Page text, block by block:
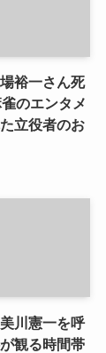
裕一さん死
のエンタメ
立役者のお
川憲一を呼
観る時間帯